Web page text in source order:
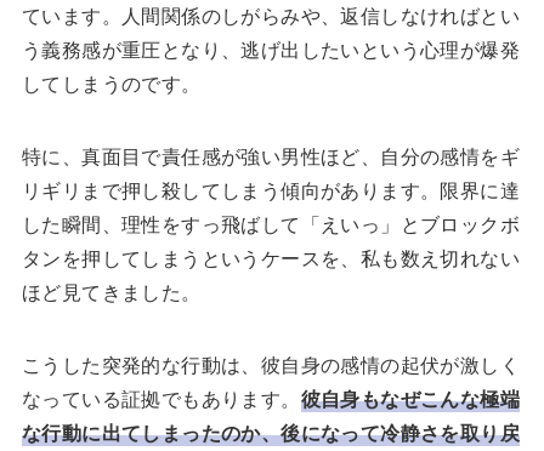
ています。人間関係のしがらみや、返信しなければとい
う義務感が重圧となり、逃げ出したいという心理が爆発
してしまうのです。
特に、真面目で責任感が強い男性ほど、自分の感情をギ
リギリまで押し殺してしまう傾向があります。限界に達
した瞬間、理性をすっ飛ばして「えいっ」とブロックボ
タンを押してしまうというケースを、私も数え切れない
ほど見てきました。
こうした突発的な行動は、彼自身の感情の起伏が激しく
なっている証拠でもあります。 彼自身もなぜこんな極端
な行動に出てしまったのか、後になって冷静さを取り戻